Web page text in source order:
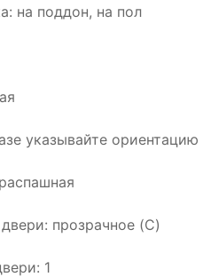
на поддон, на пол
указывайте ориентацию
прозрачное (C)
1